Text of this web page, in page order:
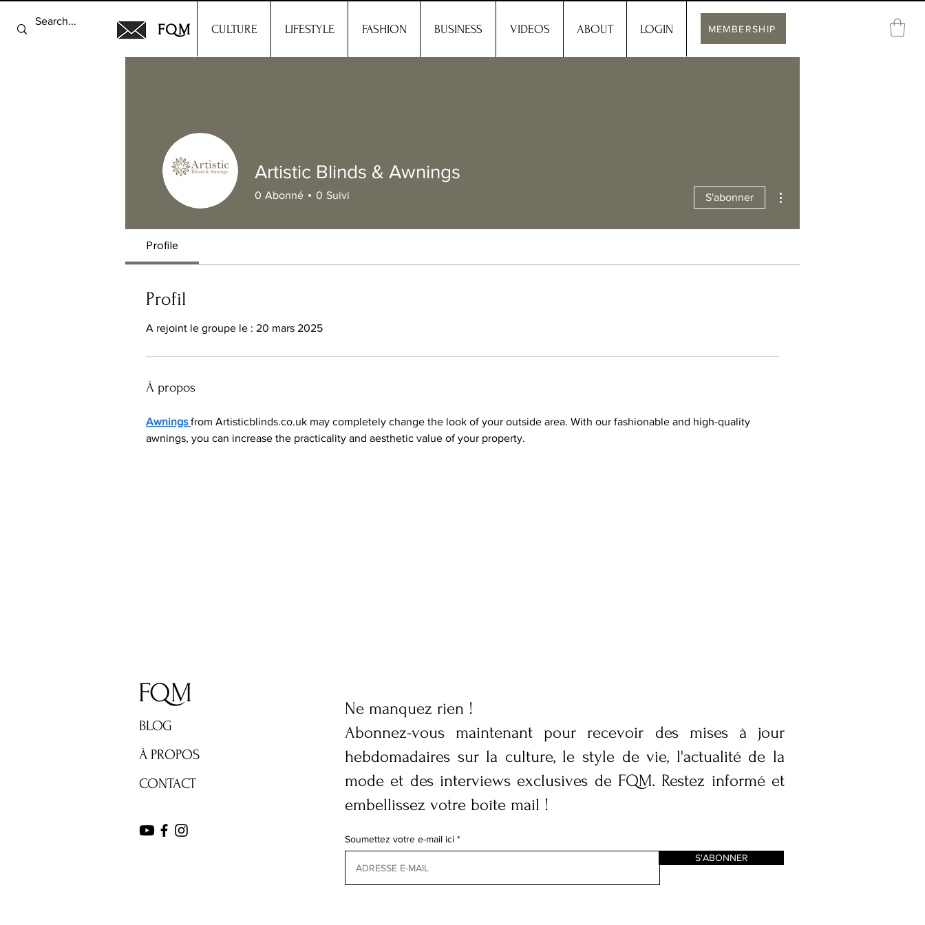
FQM CULTURE LIFESTYLE FASHION BUSINESS VIDEOS ABOUT LOGIN MEMBERSHIP
Artistic Blinds & Awnings
0 Abonné 0 Suivi S'abonner
Profile
Profil
A rejoint le groupe le : 20 mars 2025
À propos
Awnings from Artisticblinds.co.uk may completely change the look of your outside area. With our fashionable and high-quality
awnings, you can increase the practicality and aesthetic value of your property.
FQM
BLOG
À PROPOS
CONTACT
Ne manquez rien !
Abonnez-vous maintenant pour recevoir des mises à jour
hebdomadaires sur la culture, le style de vie, l'actualité de la
mode et des interviews exclusives de FQM. Restez informé et
embellissez votre boîte mail !
Soumettez votre e-mail ici
S'ABONNER